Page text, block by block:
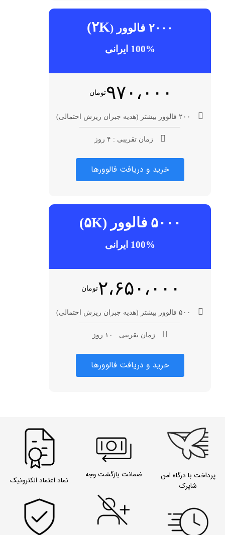
۲۰۰۰ فالوور ( ۲K)
100% ایرانی
تومان۹۷۰،۰۰۰
۲۰۰ فالوور بیشتر (هدیه جبران ریزش احتمالی)
زمان تقریبی : ۴ روز
خرید و دریافت فالوورها
۵۰۰۰ فالوور (۵K)
100% ایرانی
تومان۲،۶۵۰،۰۰۰
۵۰۰ فالوور بیشتر (هدیه جبران ریزش احتمالی)
زمان تقریبی : ۱۰ روز
خرید و دریافت فالوورها
پرداخت با درگاه امن
شاپرک
ضمانت بازگشت وجه
نماد اعتماد الکترونیک